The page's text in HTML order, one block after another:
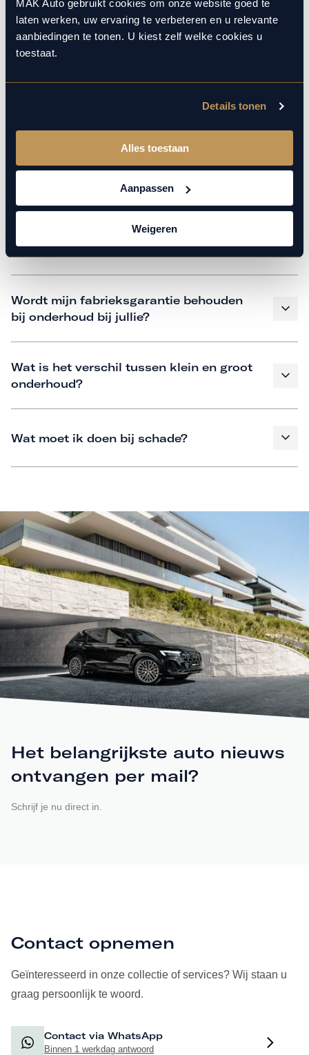
MAK Auto gebruikt cookies om onze website goed te
laten werken, uw ervaring te verbeteren en u relevante
aanbiedingen te tonen. U kiest zelf welke cookies u
toestaat.
Details tonen
Alles toestaan
Aanpassen
Weigeren
verzorgen het onderhoud op hetzelfde niveau als een
merkdealer, met behoud van de fabrieksgarantie. Kom
gerust langs in onze werkplaats voor een APK of een
Hoe weet ik welk onderhoud mijn
auto nodig heeft en wanneer?
Is vervangend vervoer mogelijk?
Wordt mijn fabrieksgarantie behouden
bij onderhoud bij jullie?
Wat is het verschil tussen klein en groot
onderhoud?
Wat moet ik doen bij schade?
Het belangrijkste auto nieuws
ontvangen per mail?
Schrijf je nu direct in.
Contact opnemen
Geïnteresseerd in onze collectie of services? Wij staan u
graag persoonlijk te woord.
Contact via WhatsApp
Binnen 1 werkdag antwoord